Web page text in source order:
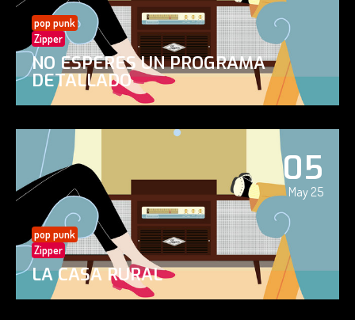
pop punk
Zipper
NO ESPERES UN PROGRAMA
DETALLADO
05
May 25
pop punk
Zipper
LA CASA RURAL